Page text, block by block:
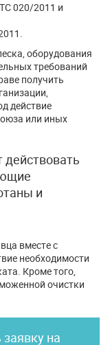
020/2011 и
оборудования
требований
получить
действие
или иных
действовать
и
вместе с
необходимости
Кроме того,
очистки
на